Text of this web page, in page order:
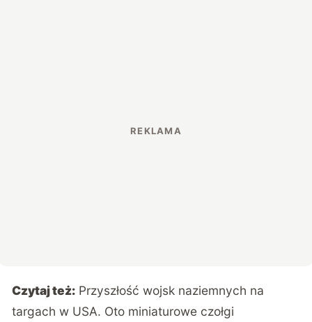
Czytaj też: Przyszłość wojsk naziemnych na
targach w USA. Oto miniaturowe czołgi